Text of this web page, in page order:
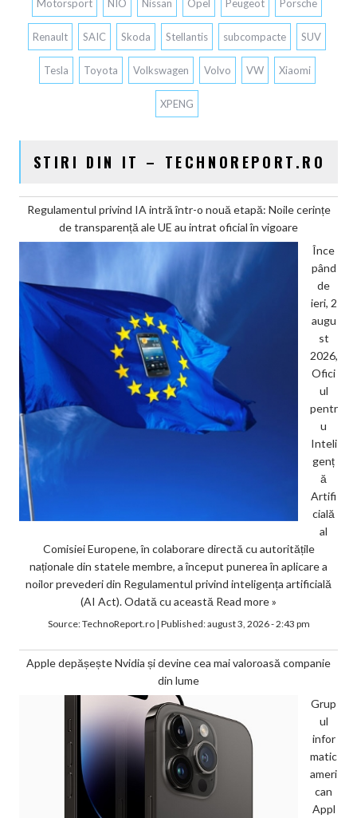
Motorsport NIO Nissan Opel Peugeot Porsche
Renault SAIC Skoda Stellantis subcompacte SUV
Tesla Toyota Volkswagen Volvo VW Xiaomi
XPENG
STIRI DIN IT – TECHNOREPORT.RO
Regulamentul privind IA intră într-o nouă etapă: Noile cerințe
de transparență ale UE au intrat oficial în vigoare
Înce
pând
de
ieri, 2
augu
st
2026,
Ofici
ul
pentr
u
Inteli
genț
ă
Artifi
cială
al
Comisiei Europene, în colaborare directă cu autoritățile
naționale din statele membre, a început punerea în aplicare a
noilor prevederi din Regulamentul privind inteligența artificială
(AI Act). Odată cu această Read more »
Source:TechnoReport.ro| Published:august 3, 2026 - 2:43 pm
Apple depășește Nvidia și devine cea mai valoroasă companie
din lume
Grup
ul
infor
matic
ameri
can
Appl